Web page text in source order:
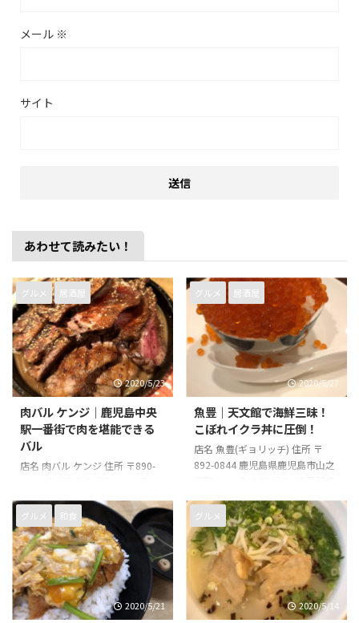
メール ※
サイト
あわせて読みたい！
グルメ 居酒屋
2020/5/23
肉バル ケンジ｜鹿児島中央
駅一番街で肉を堪能できる
バル
店名 肉バル ケンジ 住所 〒890-
４−４ 電話番号 099-250-7929 営
業時間 11時30分～14時30分、18
時00分～22時30分 店休日 月曜日
グルメ 居酒屋
2020/5/27
魚豊｜天文館で海鮮三昧！
こぼれイクラ丼に圧倒！
店名 魚豊(ギョリッチ) 住所 〒
892-0844 鹿児島県鹿児島市山之
00分～1時00分 店休日 無し
グルメ 和食
2020/5/21
グルメ
2020/5/14